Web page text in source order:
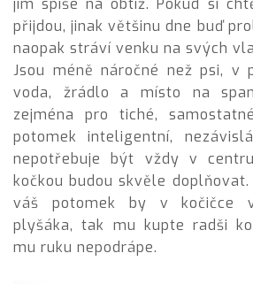
jim spíše na obtíž. Pokud si
přijdou, jinak většinu dne buď
naopak stráví venku na svých
Jsou méně náročné než psi, v
voda, žrádlo a místo na
zejména pro tiché,
potomek inteligentní,
nepotřebuje být vždy v
kočkou budou skvěle
váš potomek by v kočičce
plyšáka, tak mu kupte radši
mu ruku nepodrápe.